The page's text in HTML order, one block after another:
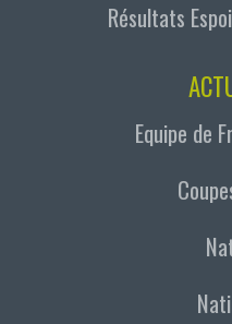
Résultats
Equipe de